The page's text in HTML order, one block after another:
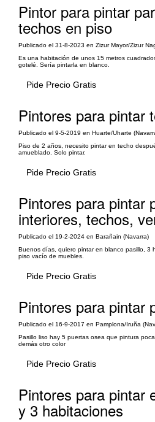
Pintor para pintar
techos en piso
Publicado el 31-8-2023 en Zizur Mayor/Zizur
Es una habitación de unos 15 metros
gotelé. Sería pintarla en blanco.
Pide Precio Gratis
Pintores para pintar
Publicado el 9-5-2019 en Huarte/Uharte
Piso de 2 años, necesito pintar en techo
amueblado. Solo pintar.
Pide Precio Gratis
Pintores para pintar
interiores, techos,
Publicado el 19-2-2024 en Barañain (Navarra)
Buenos días, quiero pintar en blanco pasillo, 3
piso vacío de muebles.
Pide Precio Gratis
Pintores para pintar
Publicado el 16-9-2017 en Pamplona/Iruña
Pasillo liso hay 5 puertas osea que pintura
demás otro color
Pide Precio Gratis
Pintores para pintar
y 3 habitaciones